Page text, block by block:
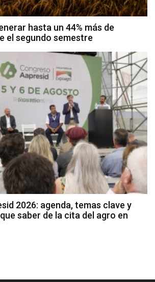
hasta un 44% más de
el segundo semestre
2026: agenda, temas clave y
saber de la cita del agro en